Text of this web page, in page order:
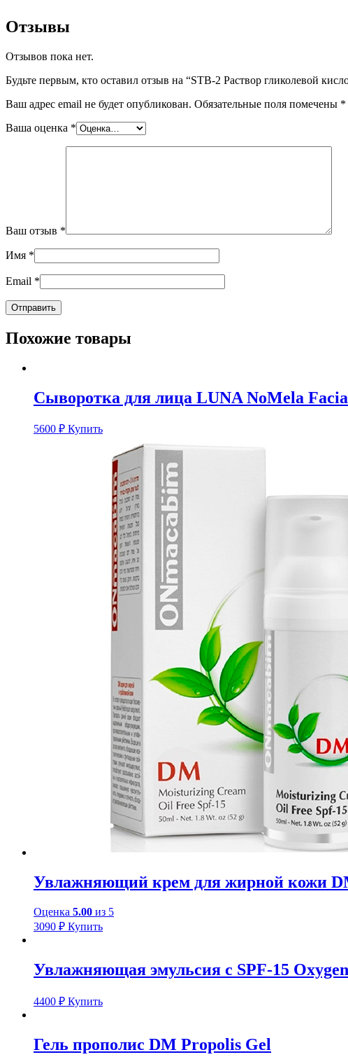
Отзывы
Отзывов пока нет.
Будьте первым, кто оставил отзыв на “STB-2 Раствор гликолевой
Ваш адрес email не будет опубликован. Обязательные поля помечены *
Ваша оценка *
Ваш отзыв *
Имя *
Email *
Похожие товары
Сыворотка для лица LUNA NoMela
5600 ₽ Купить
Увлажняющий крем для жирной кожи
Оценка 5.00 из 5
3090 ₽ Купить
Увлажняющая эмульсия c SPF-15
4400 ₽ Купить
Гель прополис DM Propolis Gel